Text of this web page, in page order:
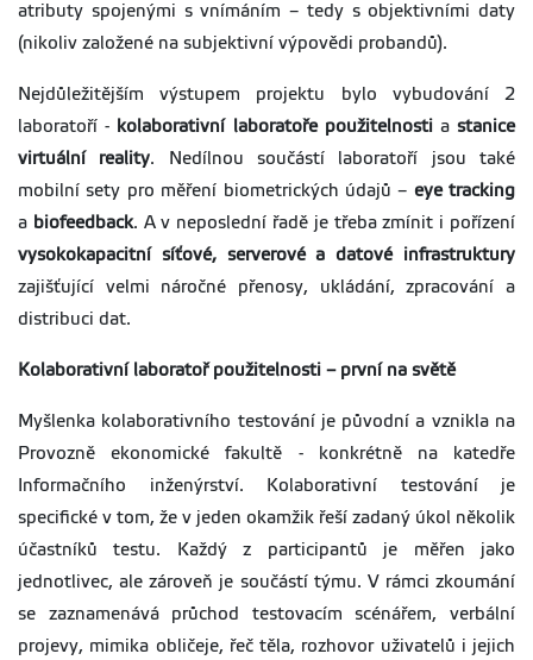
atributy spojenými s vnímáním – tedy s objektivními daty
(nikoliv založené na subjektivní výpovědi probandů).
Nejdůležitějším výstupem projektu bylo vybudování 2
laboratoří - kolaborativní laboratoře použitelnostiastanice
virtuální reality. Nedílnou součástí laboratoří jsou také
mobilní sety pro měření biometrických údajů – eye tracking
a biofeedback. A v neposlední řadě je třeba zmínit i pořízení
vysokokapacitní síťové, serverové a datové infrastruktury
zajišťující velmi náročné přenosy, ukládání, zpracování a
distribuci dat.
Kolaborativní laboratoř použitelnosti – první na světě
Myšlenka kolaborativního testování je původní a vznikla na
Provozně ekonomické fakultě - konkrétně na katedře
Informačního inženýrství. Kolaborativní testování je
specifické v tom, že v jeden okamžik řeší zadaný úkol několik
účastníků testu. Každý z participantů je měřen jako
jednotlivec, ale zároveň je součástí týmu. V rámci zkoumání
se zaznamenává průchod testovacím scénářem, verbální
projevy, mimika obličeje, řeč těla, rozhovor uživatelů i jejich